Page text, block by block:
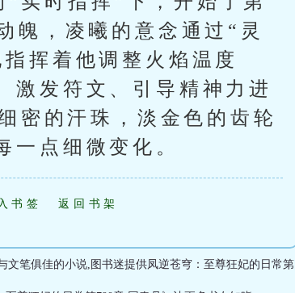
魄，凌曦的意念通过“灵
挥着他调整火焰温度
激发符文、引导精神力进
密的汗珠，淡金色的齿轮
一点细微变化。
书签 返回书架
文笔俱佳的小说,图书迷提供凤逆苍穹：至尊狂妃的日常第